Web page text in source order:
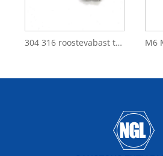
304 316 roostevabast terasest DIN 975 DIN976 poldid keermevarras